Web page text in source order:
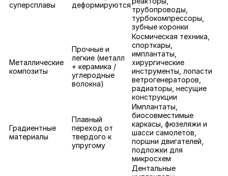
суперсплавы
деформируются
трубопроводы,
турбокомпрессоры,
зубные коронки
Металлические
композиты
Прочные и
легкие (металл
+ керамика /
углеродные
волокна)
Космическая техника,
спорткары,
имплантаты,
хирургические
инструменты, лопасти
ветрогенераторов,
радиаторы, несущие
конструкции
Градиентные
материалы
Плавный
переход от
твердого к
упругому
Имплантаты,
биосовместимые
каркасы, фюзеляжи и
шасси самолетов,
поршни двигателей,
подложки для
микросхем
Дентальные